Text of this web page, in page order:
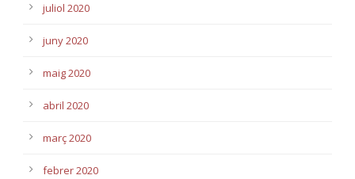
juliol 2020
juny 2020
maig 2020
abril 2020
març 2020
febrer 2020